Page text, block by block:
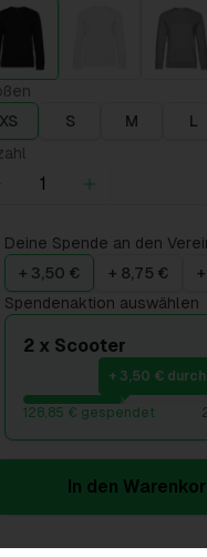
XS
S M
L
Deine Spende an den
+ 3,50 €
+ 8,75 €
Spendenaktion auswählen
2 x Scooter
+ 3,50 €
128,85 € gespendet
In den